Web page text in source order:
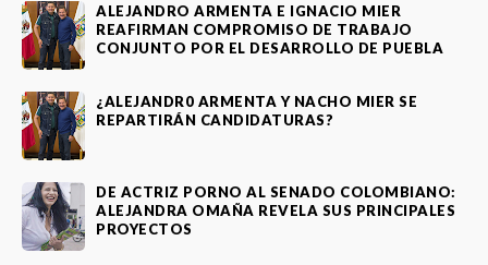
ALEJANDRO ARMENTA E IGNACIO MIER
REAFIRMAN COMPROMISO DE TRABAJO
CONJUNTO POR EL DESARROLLO DE PUEBLA
¿ALEJANDR0 ARMENTA Y NACHO MIER SE
REPARTIRÁN CANDIDATURAS?
DE ACTRIZ PORNO AL SENADO COLOMBIANO:
ALEJANDRA OMAÑA REVELA SUS PRINCIPALES
PROYECTOS